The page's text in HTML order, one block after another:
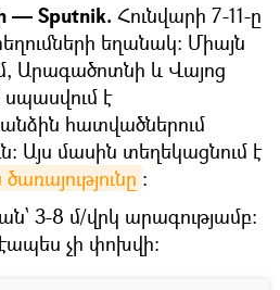
— Sputnik. Հունվարի 7-11-ը
եղանակ: Միայն
Արագածոտնի և Վայոց
է
հատվածներում
Այս մասին տեղեկացնում է
:
3-8 մ/վրկ արագությամբ:
չի փոխվի: